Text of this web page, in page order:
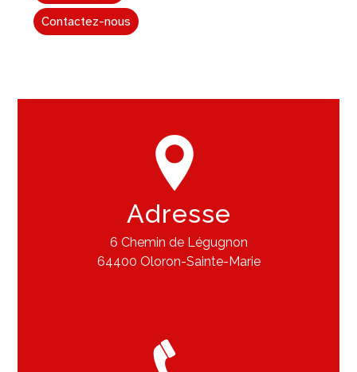
Contactez-nous
Adresse
6 Chemin de Légugnon
64400 Oloron-Sainte-Marie